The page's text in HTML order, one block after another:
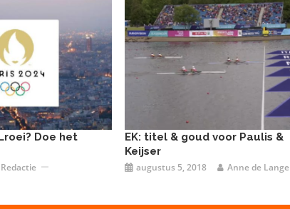
Doe het
Redactie
EK: titel & goud voor Paulis &
Keijser
augustus 5, 2018 Anne de Lange